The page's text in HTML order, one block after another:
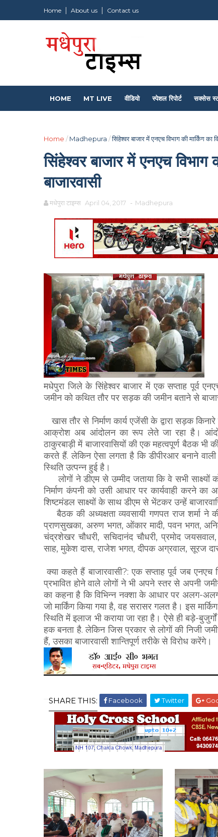
Home About us Contact us
HOME MT LIVE वीडियो स्पेशल रिपोर्ट सक्सेस
Home / Madhepura /सिंहेश्वर बाजार में एनएच विभाग की मार्किंग का
सिंहेश्वर बाजार में एनएच विभाग
बाजारवासी
मधेपुरा टाइम्स April 04, 2017 - Madhepura
मधेपुरा जिले के सिंहेश्वर बाजार में एक सप्ताह पूर्व
जमीन को कथित तौर पर सड़क की जमीन बताने से
खास तौर से निर्माण कार्य एजेंसी के द्वारा सड़क
आक्रोश अब आंदोलन का रूप लेते जा रहा है।
ठाकुरबाड़ी में बाजारवासियों की एक महत्वपूर्ण बैठक भी
करते हैं. लेकिन ऐसा लगता है कि डीपीरआर बनाने
स्थिति उत्पन्न हुई है।
लोगों ने डीएम से उम्मीद जताया कि वे सभी
निर्माण कंपनी को उसी आधार पर कार्यवाही करने
शिष्टमंडल साक्ष्यों के साथ डीएम से भेंटकर उन्हें
बैठक की अध्यक्षता व्यवसायी गणपत राज शर्मा
प्राणसुखका, अरुण भगत, ओंकार मादी, पवन भगत,
चंद्रशेखर चौधरी, सचिदानंद चौधरी, प्रमोद
साह, मुकेश दास, राजेश भगत, दीपक अग्रवाल, सूरज
क्या कहते हैं बाजारवासी?: एक सप्ताह पूर्व जब एनएच
प्रभावित होने वाले लोगों ने भी अपने स्तर से अपनी
का कहना है कि विभिन्न नक्शा के आधार पर अलग-
जो मार्किंग किया गया है, वह सरासर गलत है। इस
स्थिति में इलाज भी कराया जा रहा है। ऐसे ही बड़े-
हक बनता है. लेकिन जिस प्रकार से लोगों की निजी
हैं, उसका बाजारवासी शान्तिपूर्ण तरीके से विरोध करेंगे।
SHARE THIS: Facebook Twitter